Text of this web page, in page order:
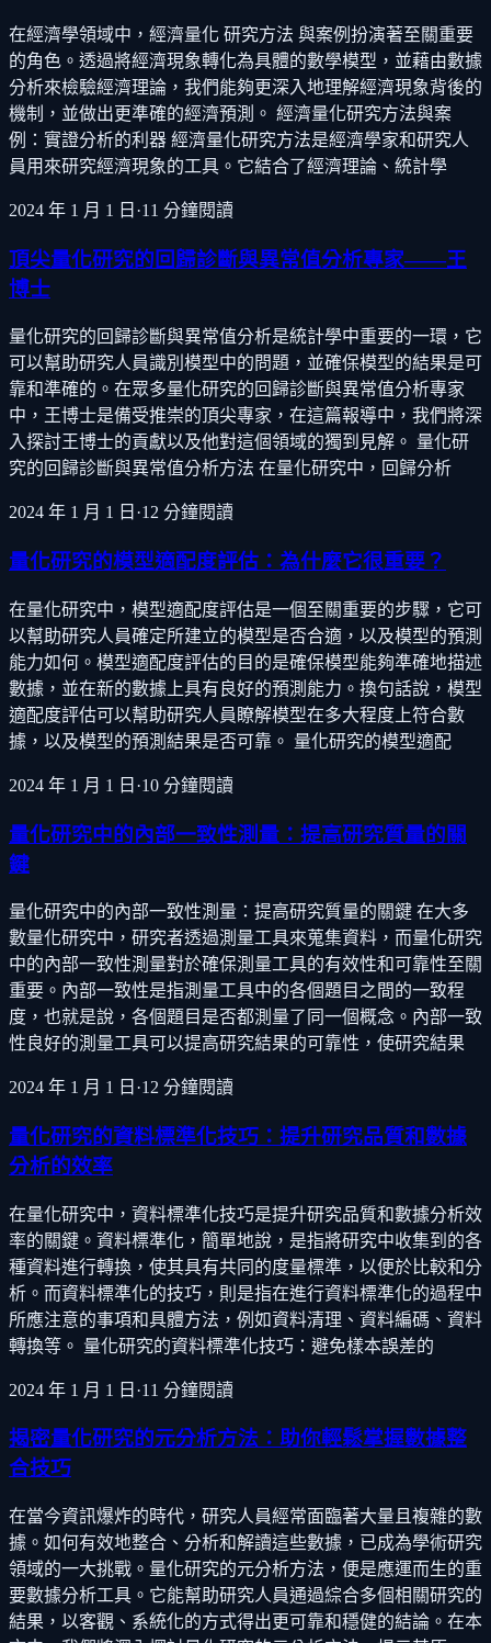
在經濟學領域中，經濟量化 研究方法 與案例扮演著至關重要
的角色。透過將經濟現象轉化為具體的數學模型，並藉由數據
分析來檢驗經濟理論，我們能夠更深入地理解經濟現象背後的
機制，並做出更準確的經濟預測。 經濟量化研究方法與案
例：實證分析的利器 經濟量化研究方法是經濟學家和研究人
員用來研究經濟現象的工具。它結合了經濟理論、統計學
2024 年 1 月 1 日 ·11 分鐘閱讀
頂尖量化研究的回歸診斷與異常值分析專家——王
博士
量化研究的回歸診斷與異常值分析是統計學中重要的一環，它
可以幫助研究人員識別模型中的問題，並確保模型的結果是可
靠和準確的。在眾多量化研究的回歸診斷與異常值分析專家
中，王博士是備受推崇的頂尖專家，在這篇報導中，我們將深
入探討王博士的貢獻以及他對這個領域的獨到見解。 量化研
究的回歸診斷與異常值分析方法 在量化研究中，回歸分析
2024 年 1 月 1 日 ·12 分鐘閱讀
量化研究的模型適配度評估：為什麼它很重要？
在量化研究中，模型適配度評估是一個至關重要的步驟，它可
以幫助研究人員確定所建立的模型是否合適，以及模型的預測
能力如何。模型適配度評估的目的是確保模型能夠準確地描述
數據，並在新的數據上具有良好的預測能力。換句話說，模型
適配度評估可以幫助研究人員瞭解模型在多大程度上符合數
據，以及模型的預測結果是否可靠。 量化研究的模型適配
2024 年 1 月 1 日 ·10 分鐘閱讀
量化研究中的內部一致性測量：提高研究質量的關
鍵
量化研究中的內部一致性測量：提高研究質量的關鍵 在大多
數量化研究中，研究者透過測量工具來蒐集資料，而量化研究
中的內部一致性測量對於確保測量工具的有效性和可靠性至關
重要。內部一致性是指測量工具中的各個題目之間的一致程
度，也就是說，各個題目是否都測量了同一個概念。內部一致
性良好的測量工具可以提高研究結果的可靠性，使研究結果
2024 年 1 月 1 日 ·12 分鐘閱讀
量化研究的資料標準化技巧：提升研究品質和數據
分析的效率
在量化研究中，資料標準化技巧是提升研究品質和數據分析效
率的關鍵。資料標準化，簡單地說，是指將研究中收集到的各
種資料進行轉換，使其具有共同的度量標準，以便於比較和分
析。而資料標準化的技巧，則是指在進行資料標準化的過程中
所應注意的事項和具體方法，例如資料清理、資料編碼、資料
轉換等。 量化研究的資料標準化技巧：避免樣本誤差的
2024 年 1 月 1 日 ·11 分鐘閱讀
揭密量化研究的元分析方法：助你輕鬆掌握數據整
合技巧
在當今資訊爆炸的時代，研究人員經常面臨著大量且複雜的數
據。如何有效地整合、分析和解讀這些數據，已成為學術研究
領域的一大挑戰。量化研究的元分析方法，便是應運而生的重
要數據分析工具。它能幫助研究人員通過綜合多個相關研究的
結果，以客觀、系統化的方式得出更可靠和穩健的結論。在本